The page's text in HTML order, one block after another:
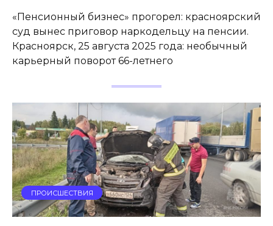
«Пенсионный бизнес» прогорел: красноярский
суд вынес приговор наркодельцу на пенсии.
Красноярск, 25 августа 2025 года: необычный
карьерный поворот 66-летнего
ПРОИСШЕСТВИЯ